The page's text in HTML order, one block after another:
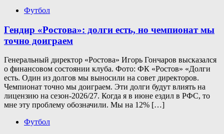
Футбол
Гендир «Ростова»: долги есть, но чемпионат мы
точно доиграем
Генеральный директор «Ростова» Игорь Гончаров высказался
о финансовом состоянии клуба. Фото: ФК «Ростов» «Долги
есть. Один из долгов мы выносили на совет директоров.
Чемпионат точно мы доиграем. Эти долги будут влиять на
лицензию на сезон-2026/27. Когда я в июне ездил в РФС, то
мне эту проблему обозначили. Мы на 12% […]
Футбол